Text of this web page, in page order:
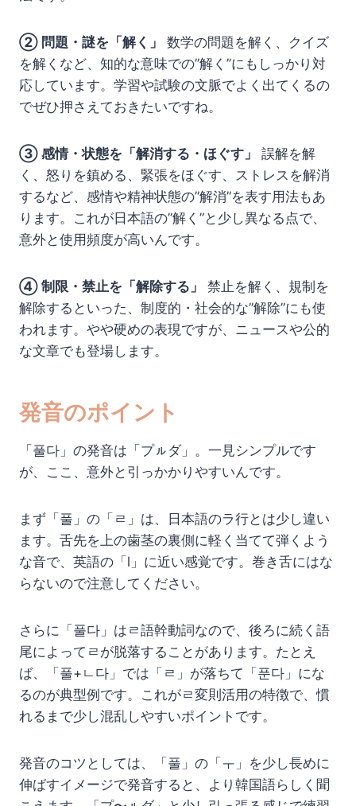
② 問題・謎を「解く」
数学の問題を解く、クイズ
を解くなど、知的な意味での”解く”にもしっかり対
応しています。学習や試験の文脈でよく出てくるの
でぜひ押さえておきたいですね。
③ 感情・状態を「解消する・ほぐす」
誤解を解
く、怒りを鎮める、緊張をほぐす、ストレスを解消
するなど、感情や精神状態の”解消”を表す用法もあ
ります。これが日本語の”解く”と少し異なる点で、
意外と使用頻度が高いんです。
④ 制限・禁止を「解除する」
禁止を解く、規制を
解除するといった、制度的・社会的な”解除”にも使
われます。やや硬めの表現ですが、ニュースや公的
な文章でも登場します。
発音のポイント
「풀다」の発音は「プㇽダ」。一見シンプルです
が、ここ、意外と引っかかりやすいんです。
まず「풀」の「ㄹ」は、日本語のラ行とは少し違い
ます。舌先を上の歯茎の裏側に軽く当てて弾くよう
な音で、英語の「l」に近い感覚です。巻き舌にはな
らないので注意してください。
さらに「풀다」はㄹ語幹動詞なので、後ろに続く語
尾によってㄹが脱落することがあります。たとえ
ば、「풀+ㄴ다」では「ㄹ」が落ちて「푼다」にな
るのが典型例です。これがㄹ変則活用の特徴で、慣
れるまで少し混乱しやすいポイントです。
発音のコツとしては、「풀」の「ㅜ」を少し長めに
伸ばすイメージで発音すると、より韓国語らしく聞